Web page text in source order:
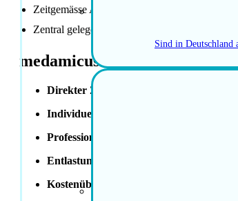
Sind in Deutschland
Zeitgemässe Anstellungsbedingungen
Zentral gelegener, attraktiver Arbeitsplatz
medamicus Vorteile
Direkter Zugang
zu einem
Individuelles Coaching
für
Professionelle Unterstützung
bei
Entlastung beim Umzug
– von der
Kostenübernahme